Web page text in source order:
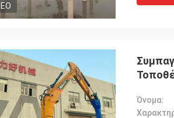
Όνομα: